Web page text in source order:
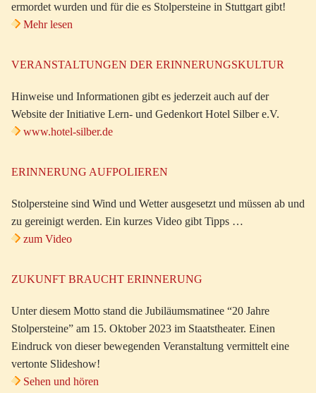
ermordet wurden und für die es Stolpersteine in Stuttgart gibt!
Mehr lesen
VERANSTALTUNGEN DER ERINNERUNGSKULTUR
Hinweise und Informationen gibt es jederzeit auch auf der
Website der Initiative Lern- und Gedenkort Hotel Silber e.V.
www.hotel-silber.de
ERINNERUNG AUFPOLIEREN
Stolpersteine sind Wind und Wetter ausgesetzt und müssen ab und
zu gereinigt werden. Ein kurzes Video gibt Tipps …
zum Video
ZUKUNFT BRAUCHT ERINNERUNG
Unter diesem Motto stand die Jubiläumsmatinee “20 Jahre
Stolpersteine” am 15. Oktober 2023 im Staatstheater. Einen
Eindruck von dieser bewegenden Veranstaltung vermittelt eine
vertonte Slideshow!
Sehen und hören